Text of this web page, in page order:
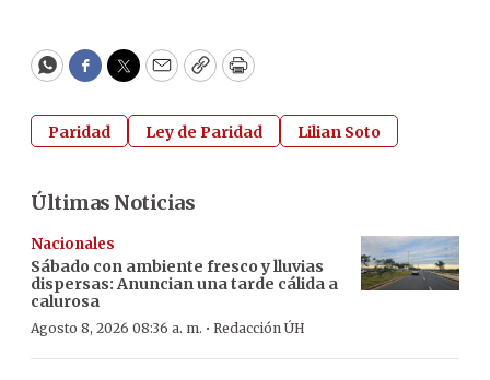
WhatsApp
Facebook
Twitter
EmailCopyPrint
Paridad Ley de Paridad Lilian Soto
Últimas Noticias
Nacionales
Sábado con ambiente fresco y lluvias
dispersas: Anuncian una tarde cálida a
calurosa
Agosto 8, 2026 08:36 a. m. · Redacción ÚH